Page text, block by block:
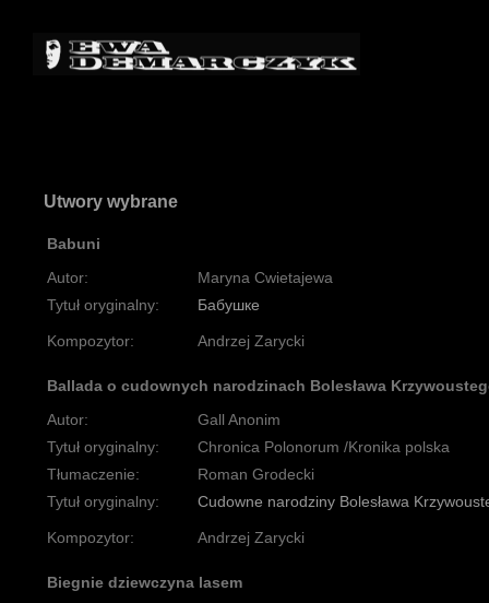
Utwory wybrane
Babuni
Autor:
Maryna Cwietajewa
Tytuł oryginalny:
Бабушкe
Kompozytor: Andrzej Zarycki
Ballada o cudownych narodzinach Bolesława
Autor:
Gall Anonim
Tytuł oryginalny:
Chronica Polonorum /Kronika polska
Tłumaczenie:
Roman Grodecki
Tytuł oryginalny:
Cudowne narodziny Bolesława
Kompozytor: Andrzej Zarycki
Biegnie dziewczyna lasem